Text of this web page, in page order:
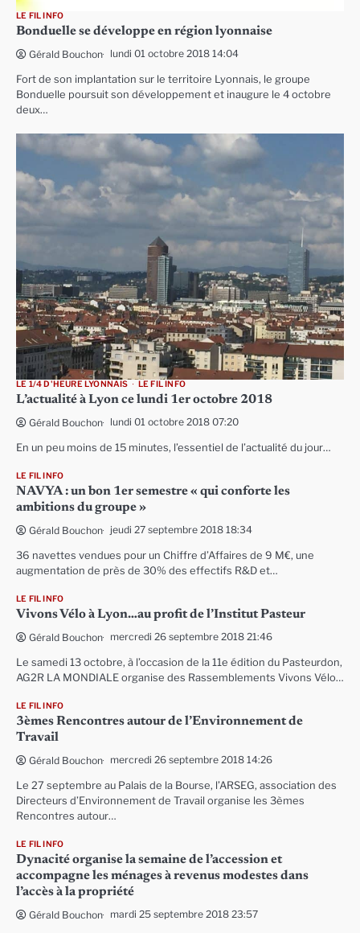
LE FIL INFO
Bonduelle se développe en région lyonnaise
Gérald Bouchon lundi 01 octobre 2018 14:04
Fort de son implantation sur le territoire Lyonnais, le groupe
Bonduelle poursuit son développement et inaugure le 4 octobre
deux…
LE 1/4 D'HEURE LYONNAIS LE FIL INFO
L’actualité à Lyon ce lundi 1er octobre 2018
Gérald Bouchon lundi 01 octobre 2018 07:20
En un peu moins de 15 minutes, l’essentiel de l’actualité du jour…
LE FIL INFO
NAVYA : un bon 1er semestre « qui conforte les
ambitions du groupe »
Gérald Bouchon jeudi 27 septembre 2018 18:34
36 navettes vendues pour un Chiffre d’Affaires de 9 M€, une
augmentation de près de 30% des effectifs R&D et…
LE FIL INFO
Vivons Vélo à Lyon…au profit de l’Institut Pasteur
Gérald Bouchon mercredi 26 septembre 2018 21:46
Le samedi 13 octobre, à l’occasion de la 11e édition du Pasteurdon,
AG2R LA MONDIALE organise des Rassemblements Vivons Vélo…
LE FIL INFO
3èmes Rencontres autour de l’Environnement de
Travail
Gérald Bouchon mercredi 26 septembre 2018 14:26
Le 27 septembre au Palais de la Bourse, l’ARSEG, association des
Directeurs d’Environnement de Travail organise les 3èmes
Rencontres autour…
LE FIL INFO
Dynacité organise la semaine de l’accession et
accompagne les ménages à revenus modestes dans
l’accès à la propriété
Gérald Bouchon mardi 25 septembre 2018 23:57